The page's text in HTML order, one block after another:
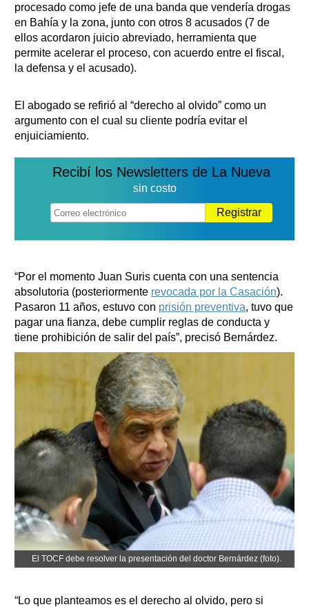
procesado como jefe de una banda que vendería drogas
en Bahía y la zona, junto con otros 8 acusados (7 de
ellos acordaron juicio abreviado, herramienta que
permite acelerar el proceso, con acuerdo entre el fiscal,
la defensa y el acusado).
El abogado se refirió al “derecho al olvido” como un
argumento con el cual su cliente podría evitar el
enjuiciamiento.
Recibí los Newsletters de La Nueva
sin costo
Registrar
“Por el momento Juan Suris cuenta con una sentencia
absolutoria (posteriormente revocada por la Casación).
Pasaron 11 años, estuvo con prisión preventiva, tuvo que
pagar una fianza, debe cumplir reglas de conducta y
tiene prohibición de salir del país”, precisó Bernárdez.
El TOCF debe resolver la presentación del doctor Bernárdez (foto).
“Lo que planteamos es el derecho al olvido, pero si